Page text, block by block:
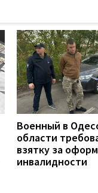
Военный в
области
взятку за
инвалидности